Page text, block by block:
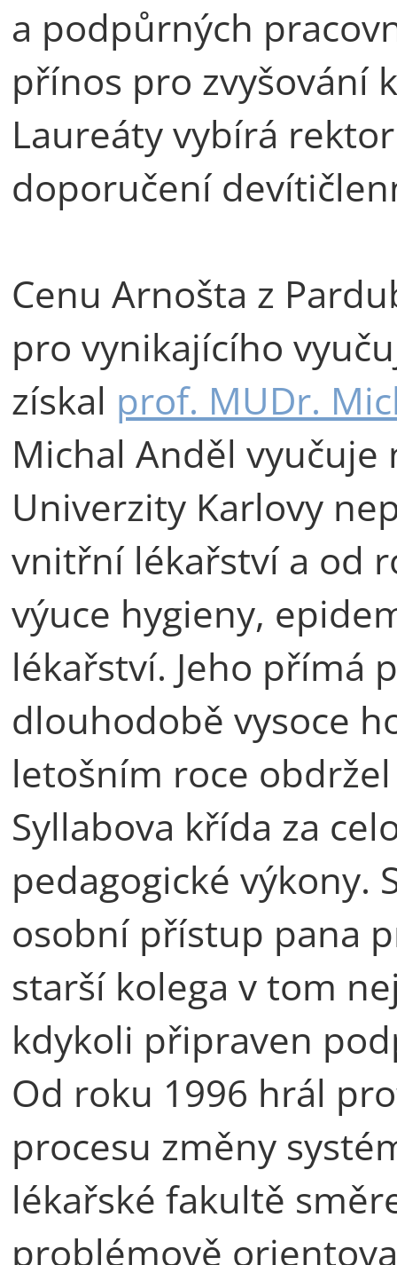
a podpůrných
přínos pro zvyšování
Laureáty vybírá
doporučení
Cenu Arnošta z
pro vynikajícího
získal prof. MUDr.
Michal Anděl
Univerzity Karlovy
vnitřní lékařství a od
výuce hygieny,
lékařství. Jeho přímá
dlouhodobě vysoce
letošním roce
Syllabova křída za
pedagogické výkony.
osobní přístup pana
starší kolega v tom
kdykoli připraven
Od roku 1996 hrál
procesu změny
lékařské fakultě
problémově